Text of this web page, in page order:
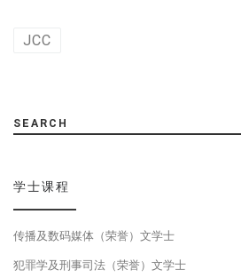
JCC
SEARCH
学士课程
传播及数码媒体（荣誉）文学士
犯罪学及刑事司法（荣誉）文学士